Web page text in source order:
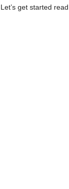
Let’s get started